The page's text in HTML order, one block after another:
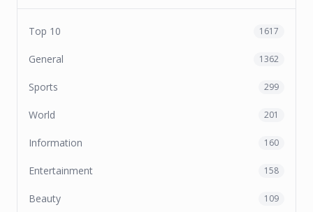
Top 10 1617
General 1362
Sports 299
World 201
Information 160
Entertainment 158
Beauty 109